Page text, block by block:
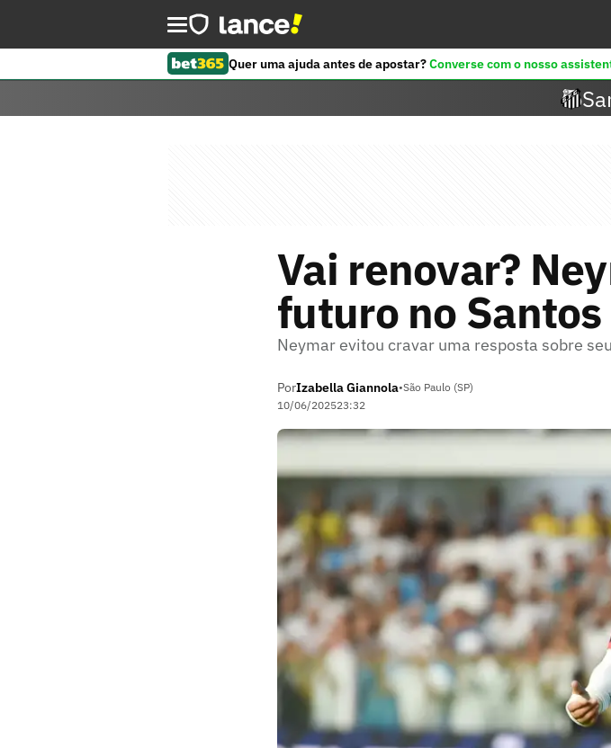
Quer uma ajuda antes de apostar?Converse com o nosso
Vai renovar?
futuro no Santos
Neymar evitou cravar uma resposta sobre
PorIzabella Giannola•São Paulo (SP)
10/06/202523:32